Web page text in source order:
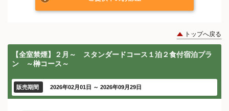
トップへ戻る
【全室禁煙】２月～ スタンダードコース１泊２食付宿泊プラ
ン ～榊コース～
販売期間 2026年02月01日 ～ 2026年09月29日